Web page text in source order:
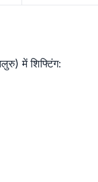
में शिफ्टिंग: